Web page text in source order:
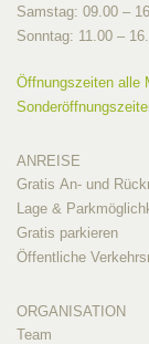
Samstag: 09.00 –
Sonntag: 11.00 –
Öffnungszeiten alle
ANREISE
Gratis An- und
Lage &
Gratis parkieren
Öffentliche
ORGANISATION
Team